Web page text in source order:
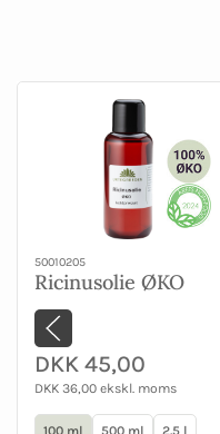
50010205
Ricinusolie ØKO
DKK 45,00
DKK 36,00 ekskl. moms
100 ml 500 ml 2.5 l